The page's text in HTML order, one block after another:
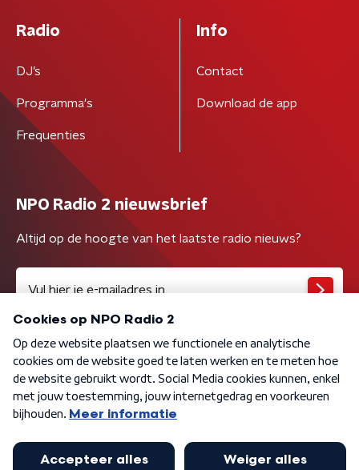
Radio
DJ’s
Programma's
Frequenties
Info
Contact
Download de app
NPO Radio 2 nieuwsbrief
Altijd op de hoogte van het laatste radio nieuws?
Algemene voorwaarden